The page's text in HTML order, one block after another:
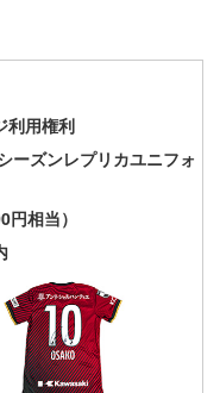
利用権利
ーズンレプリカユニフォ
相当）